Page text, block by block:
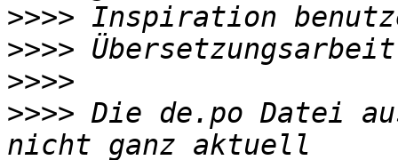
>>>>
>>>>
>>>>
>>>> Die de.po Datei